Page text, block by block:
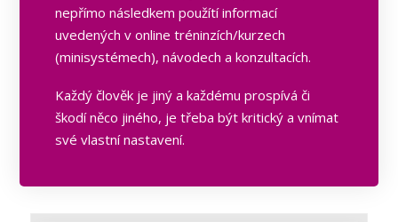
nepřímo následkem použítí informací
uvedených v online tréninzích/kurzech
(minisystémech), návodech a konzultacích.
Každý člověk je jiný a každému prospívá či
škodí něco jiného, je třeba být kritický a vnímat
své vlastní nastavení.